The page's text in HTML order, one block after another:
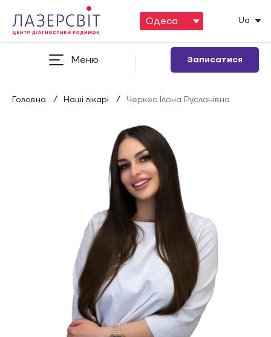
Ua
Меню Записатися
Головна / Наші лікарі / Черкес Ілона Русланівна